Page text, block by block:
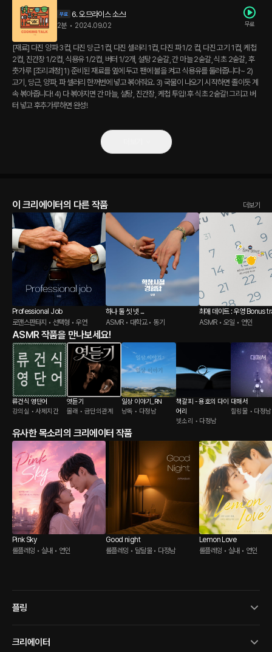
6. 오므라이스 소스!
2분 • 2024.09.02 무료
[재료] 다진 양파 3컵, 다진 당근 1컵, 다진 셀러리 1컵, 다진 파 1/2 컵, 다진 고기 1컵, 케첩
2컵, 진간장 1/2컵, 식용유 1/2컵, 버터 1/2개, 설탕 2숟갈, 간 마늘 2숟갈, 식초 2숟갈, 후
춧가루 [조리과정] 1) 준비된 재료를 옆에 두고 팬에 불을 켜고 식용유를 둘러줍니다~ 2)
고기, 당근, 양파, 파 셀러리 한꺼번에 넣고 볶아줘요. 3) 국물이 나오기 시작하면 졸이듯 계
속 볶아줍니다! 4) 다 볶아지면 간 마늘, 설탕, 진간장, 케첩 투입! 후 식초 2숟갈! 그리고 버
터 넣고 후추가루하면 완성!
이 크리에이터의 다른 작품 더보기
Professional Job
로맨스판타지 • 선택형 • 우연
하나 둘 셋 넷 ...
ASMR • 대학교 • 동기
최애 데이트 : 우영 Bonus
ASMR • 오일 • 연인
ASMR 작품을 만나보세요!
류건식 영단어
강의실 • 사제지간
엿듣기
몰래 • 금단의관계
일상 이야기_RN
낭독 • 다정남
책갈피 - 용호의 다이
어리
빗소리 • 다정남
대해서
힐링물 • 다정남
유사한 목소리의 크리에이터 작품
Pink Sky
롤플레잉 • 실내 • 연인
Good night
롤플레잉 • 달달물 • 다정남
Lemon Love
롤플레잉 • 실내 • 연인
플링
크리에이터